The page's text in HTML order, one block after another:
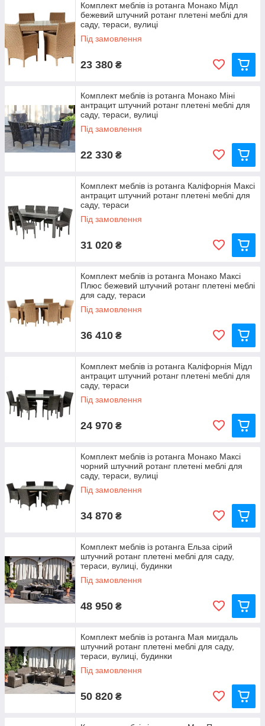
Комплект меблів із ротанга Монако Мідл
бежевий штучний ротанг плетені меблі для
саду, тераси, вулиці
Під замовлення
23 380 ₴
Комплект меблів із ротанга Монако Міні
антрацит штучний ротанг плетені меблі для
саду, тераси, вулиці
Під замовлення
22 330 ₴
Комплект меблів із ротанга Каліфорнія Максі
антрацит штучний ротанг плетені меблі для
саду, тераси
Під замовлення
31 020 ₴
Комплект меблів із ротанга Монако Максі
Плюс бежевий штучний ротанг плетені меблі
для саду, тераси
Під замовлення
36 410 ₴
Комплект меблів із ротанга Каліфорнія Мідл
антрацит штучний ротанг плетені меблі для
саду, тераси
Під замовлення
24 970 ₴
Комплект меблів із ротанга Монако Максі
чорний штучний ротанг плетені меблі для
саду, тераси, вулиці
Під замовлення
34 870 ₴
Комплект меблів із ротанга Ельза сірий
штучний ротанг плетені меблі для саду,
тераси, вулиці, будинки
Під замовлення
48 950 ₴
Комплект меблів із ротанга Мая мигдаль
штучний ротанг плетені меблі для саду,
тераси, вулиці, будинки
Під замовлення
50 820 ₴